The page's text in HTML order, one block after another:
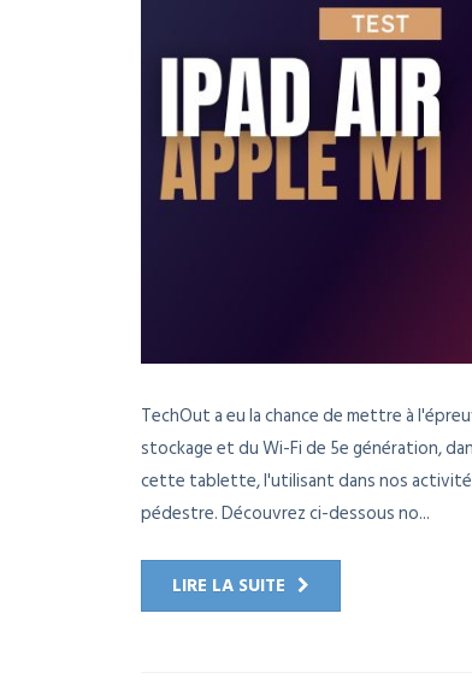
TechOut a eu la chance de mettre à
stockage et du Wi-Fi de 5e génération,
cette tablette, l'utilisant dans nos
pédestre. Découvrez ci-dessous no...
LIRE LA SUITE